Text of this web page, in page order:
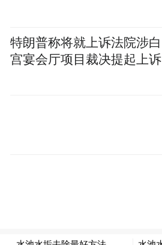
特朗普称将就上诉法院涉白
宫宴会厅项目裁决提起上诉